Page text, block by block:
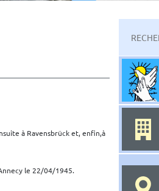
à Ravensbrück et, enfin,à
le 22/04/1945.
clés
Aller
contenu